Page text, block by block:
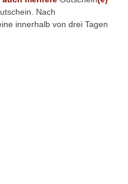
Nach
innerhalb von drei Tagen